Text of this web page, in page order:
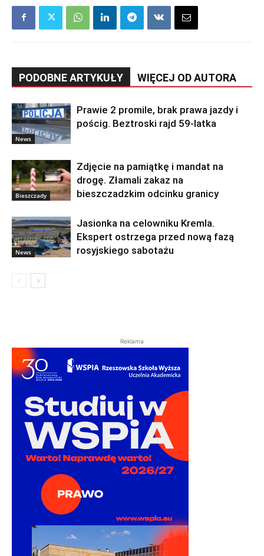
PODOBNE ARTYKUŁY WIĘCEJ OD AUTORA
News
Prawie 2 promile, brak prawa jazdy i
pościg. Beztroski rajd 59-latka
Bieszczady
Zdjęcie na pamiątkę i mandat na
drogę. Złamali zakaz na
bieszczadzkim odcinku granicy
News
Jasionka na celowniku Kremla.
Ekspert ostrzega przed nową fazą
rosyjskiego sabotażu
Reklama